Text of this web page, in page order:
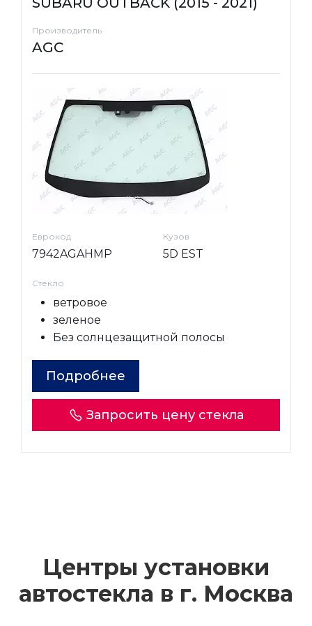
Производитель
AGC
Еврокод
7942AGAHMP
Кузов
5D EST
Стекло
ветровое
зеленое
Без солнцезащитной полосы
Подробнее
Запросить цену стекла
Центры установки
автостекла в г. Москва